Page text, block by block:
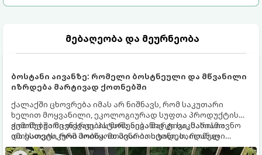
მებაღეობა და მეურნეობა
ბოსტანი აივანზე: რომელი ბოსტნეული და მწვანილი
იზრდება მარტივად ქოთნებში
ქალაქში ცხოვრება იმას არ ნიშნავს, რომ საკუთარი
ხელით მოყვანილი, ეკოლოგიურად სუფთა პროდუქტის
გემოზე უარი თქვათ. პატარა აივანიც კი საკმარისია
იმისათვის, რომ მოიწყოთ მინი-ბოსტანი, საიდანაც
ყოველდღიურად ახალ, არომატულ მწვანილსა და
ქოთნებში მცენარეების მოშენება მარტივი, სასიამოვნო
და ესთეტიკური ჰობია. მთავარია იცოდეთ, რომელი
კულტურები ეგუებიან ქოთნის პირობებს ყველაზე კარგად